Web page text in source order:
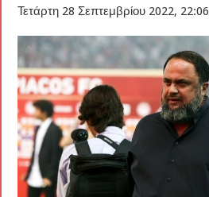
Τετάρτη 28 Σεπτεμβρίου 2022, 22:06